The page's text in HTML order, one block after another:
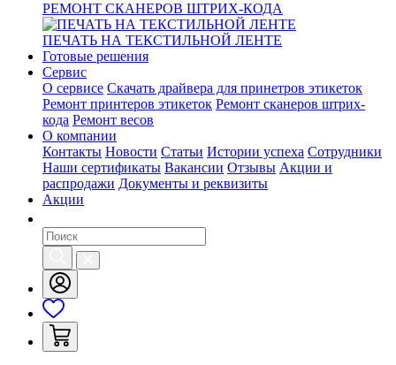
РЕМОНТ СКАНЕРОВ ШТРИХ-КОДА
ПЕЧАТЬ НА ТЕКСТИЛЬНОЙ ЛЕНТЕ
Готовые решения
Сервис
О сервисе Скачать драйвера для принетров этикеток
Ремонт принтеров этикеток Ремонт сканеров штрих-
кода Ремонт весов
О компании
Контакты Новости Статьи Истории успеха Сотрудники
Наши сертификаты Вакансии Отзывы Акции и
распродажи Документы и реквизиты
Акции